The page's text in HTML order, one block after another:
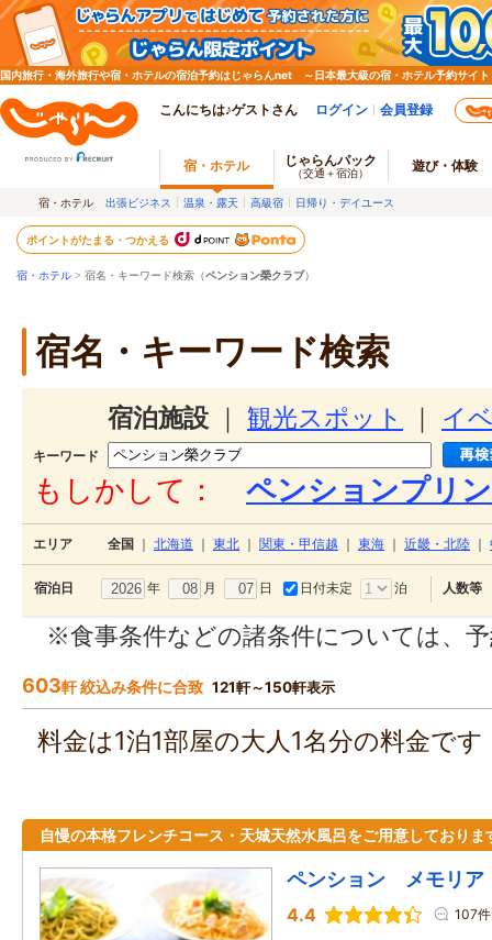
国内旅行・海外旅行や宿・ホテルの宿泊予約はじゃらんnet ～日本最大級の宿・ホテル予約サイト
こんにちは♪ゲストさん ログイン 会員登録
宿・ホテル じゃらんパック
（交通＋宿泊） 遊び・体験
宿・ホテル 出張ビジネス 温泉・露天 高級宿 日帰り・デイユース
ポイントがたまる・つかえる
宿・ホテル > 宿名・キーワード検索（ペンション榮クラブ）
宿名・キーワード検索
宿泊施設 観光スポット イ
キーワード
もしかして： ペンションプリ
エリア 全国 北海道 東北 関東・甲信越 東海 近畿・北陸
宿泊日 年 月 日 日付未定 泊 人数等
※食事条件などの諸条件については、
603軒 絞込み条件に合致 121軒～150軒表示
料金は1泊1部屋の大人1名分の料金で
自慢の本格フレンチコース・天城天然水風呂をご用意しておりま
ペンション メモリア
4.4 107件